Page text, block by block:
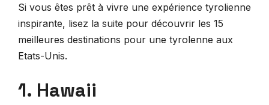
Si vous êtes prêt à vivre une expérience tyrolienne
inspirante, lisez la suite pour découvrir les 15
meilleures destinations pour une tyrolenne aux
Etats-Unis.
1. Hawaii